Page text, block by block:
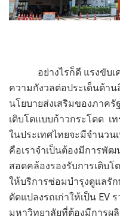
อย่างไรก็ดี แรงขับเค
ความกังวลต่อประเด็นด้า
นโยบายส่งเสริมของภาครั
เติบโตแบบก้าวกระโดด เ
ในประเทศไทยจะมีจำนว
คือเราจำเป็นต้องมีการพั
สอดคล้องรองรับการเติบโ
ให้บริการซ่อมบำรุงดูแลรั
ดัดแปลงรถเก่าให้เป็น EV
มหาวิทยาลัยที่ต้องมีการผ